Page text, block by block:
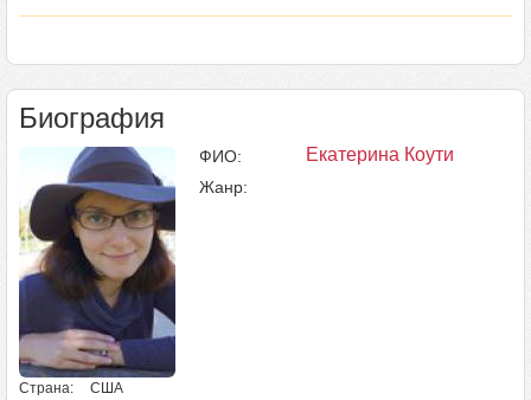
Биография
ФИО: Екатерина Коути
Жанр:
Страна:
США